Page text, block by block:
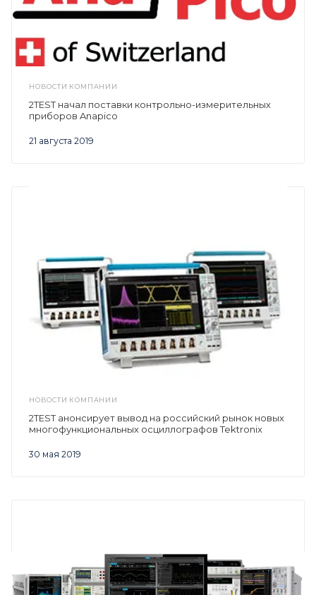
НОВОСТИ КОМПАНИИ
21 августа 2019
2TEST начал поставки контрольно-измерительных
приборов Anapico
НОВОСТИ КОМПАНИИ
30 мая 2019
2TEST анонсирует вывод на российский рынок новых
многофункциональных осциллографов Tektronix